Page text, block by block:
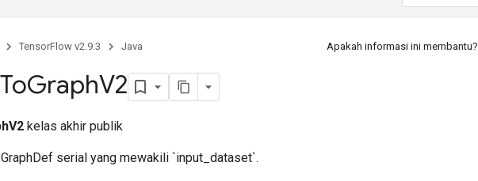
TensorFlow v2.9.3 Java Apakah informasi ini membantu?
ToGraphV2
kelas akhir publik
serial yang mewakili `input_dataset`.